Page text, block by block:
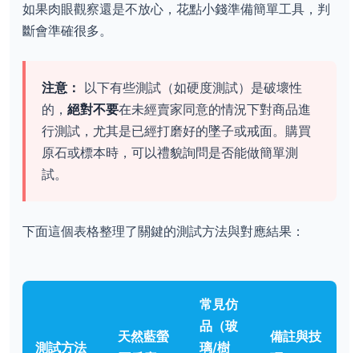
如果肉眼觀察還是不放心，花點小錢準備簡單工具，判
斷會準確很多。
注意： 以下有些測試（如硬度測試）是破壞性
的， 絕對不要在未經賣家同意的情況下對商品進
行測試，尤其是已經打磨好的墜子或戒面。購買
原石或標本時，可以禮貌詢問是否能做簡單測
試。
下面這個表格整理了關鍵的測試方法與對應結果：
測試方法
天然藍螢
常見仿
品（玻
璃/樹
備註與技